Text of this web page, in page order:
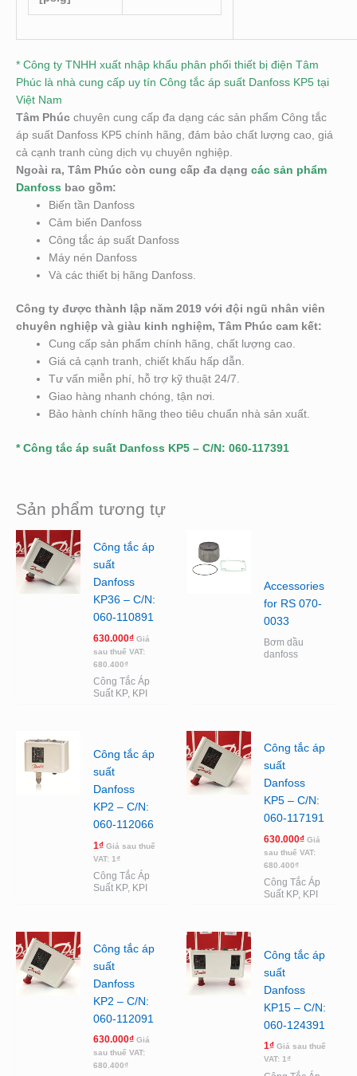
* Công ty TNHH xuất nhập khẩu phân phối thiết bị điện Tâm
Phúc là nhà cung cấp uy tín Công tắc áp suất Danfoss KP5 tại
Việt Nam
Tâm Phúc chuyên cung cấp đa dạng các sản phẩm Công tắc
áp suất Danfoss KP5 chính hãng, đảm bảo chất lượng cao, giá
cả cạnh tranh cùng dịch vụ chuyên nghiệp.
Ngoài ra, Tâm Phúc còn cung cấp đa dạng các sản phẩm
Danfoss bao gồm:
Biến tần Danfoss
Cảm biến Danfoss
Công tắc áp suất Danfoss
Máy nén Danfoss
Và các thiết bị hãng Danfoss.
Công ty được thành lập năm 2019 với đội ngũ nhân viên
chuyên nghiệp và giàu kinh nghiệm, Tâm Phúc cam kết:
Cung cấp sản phẩm chính hãng, chất lượng cao.
Giá cả cạnh tranh, chiết khấu hấp dẫn.
Tư vấn miễn phí, hỗ trợ kỹ thuật 24/7.
Giao hàng nhanh chóng, tận nơi.
Bảo hành chính hãng theo tiêu chuẩn nhà sản xuất.
* Công tắc áp suất Danfoss KP5 – C/N: 060-117391
Sản phẩm tương tự
Công tắc áp
suất
Danfoss
KP36 – C/N:
060-110891
630.000₫ Giá
sau thuế VAT:
680.400₫
Công Tắc Áp
Suất KP, KPI
Accessories
for RS 070-
0033
Bơm dầu
danfoss
Công tắc áp
suất
Danfoss
KP2 – C/N:
060-112066
1₫ Giá sau thuế
VAT: 1₫
Công Tắc Áp
Suất KP, KPI
Công tắc áp
suất
Danfoss
KP5 – C/N:
060-117191
630.000₫ Giá
sau thuế VAT:
680.400₫
Công Tắc Áp
Suất KP, KPI
Công tắc áp
suất
Danfoss
KP2 – C/N:
060-112091
630.000₫ Giá
sau thuế VAT:
680.400₫
Công tắc áp
suất
Danfoss
KP15 – C/N:
060-124391
1₫ Giá sau thuế
VAT: 1₫